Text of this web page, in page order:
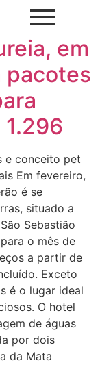
em
pacotes
e conceito pet
Em fevereiro,
é se
situado a
Sebastião
o mês de
a partir de
Exceto
é o lugar ideal
O hotel
de águas
por dois
da Mata